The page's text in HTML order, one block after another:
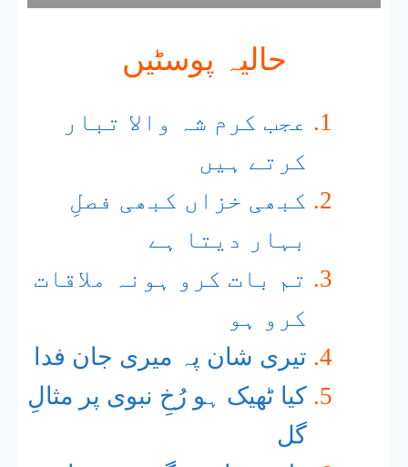
حالیہ پوسٹیں
عجب کرم شہ والا تبار
کرتے ہیں
کبھی خزاں کبھی فصلِ
بہار دیتا ہے
تم بات کرو ہونہ ملاقات
کرو ہو
تیری شان پہ میری جان فدا
کیا ٹھیک ہو رُخِ نبوی پر مثالِ
گل